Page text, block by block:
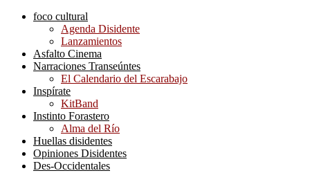
foco cultural
Agenda Disidente
Lanzamientos
Asfalto Cinema
Narraciones Transeúntes
El Calendario del Escarabajo
Inspírate
KitBand
Instinto Forastero
Alma del Río
Huellas disidentes
Opiniones Disidentes
Des-Occidentales